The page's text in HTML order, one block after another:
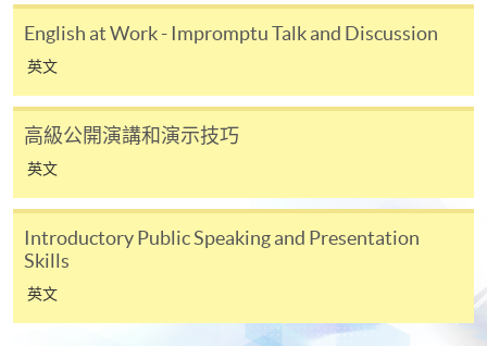
Mastercard（包括「香港大學專業進修學院
Mastercard卡持有人，如報讀課程滿港幣2,000元，可
享有十個月免息分期付款優惠，惟課程申請人必須為
信用卡持有人。詳情請向學院報名中心職員查詢。
別學歷頒授課程提供網上報名/註冊服務，申請人可在
Mastercard繳付有關課程的報名費或學費。除上述支
付方式之外，如就讀學歷頒授課程設有網上服務，學
English at Work - Impromptu Talk and Discussion
英文
高級公開演講和演示技巧
英文
Introductory Public Speaking and Presentation
Skills
英文